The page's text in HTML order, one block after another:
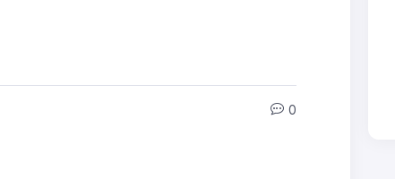
0